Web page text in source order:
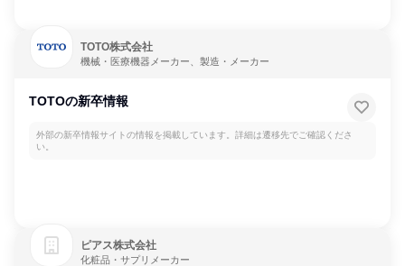
TOTO株式会社
機械・医療機器メーカー、製造・メーカー
TOTOの新卒情報
外部の新卒情報サイトの情報を掲載しています。詳細は遷移先でご確認くださ
い。
ピアス株式会社
化粧品・サプリメーカー